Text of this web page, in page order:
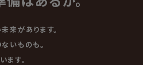
来があります。
いものも。
ます。